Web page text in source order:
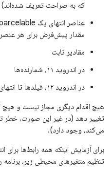
که به صراحت تعریف شده‌اند)
مقدار پیش‌فرض برای هر عنصر
مقادیر ثابت
در اندروید ۱۱، شمارنده‌ها
در اندروید ۱۲، فیلدها تا انتهای یک union
هیچ اقدام دیگری مجاز نیست و هیچ
تغییر دهد (در غیر این صورت، خطر
می‌کند، وجود دارد).
برای آزمایش اینکه همه رابط‌ها برای
تنظیم متغیرهای محیطی زیر، برنامه